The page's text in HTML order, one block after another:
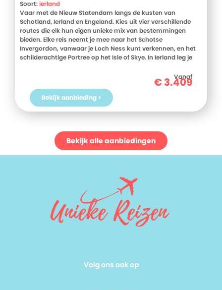
Soort:ierland
Vaar met de Nieuw Statendam langs de kusten van
Schotland, Ierland en Engeland. Kies uit vier verschillende
routes die elk hun eigen unieke mix van bestemmingen
bieden. Elke reis neemt je mee naar het Schotse
Invergordon, vanwaar je Loch Ness kunt verkennen, en het
schilderachtige Portree op het Isle of Skye. In Ierland leg je
literatuur door de straten klinken. Ook Belfast in Noord
Ierland en Dover in Engeland staan op elke route, met hun
kliffen en historische bezienswaardigheden. Afhankelijk van
je gekozen route ontdek je ook parels als South Queensferry,
Stornoway, Killybegs, Galway, Londen, Liverpool of Glasgow.
stops door van top entertainment in de Music Walk, met live
muziek in genres van klassiek tot rock. Culinaire
hoogstanden wachten in restaurants als het Pinnacle Grill
Vanaf
€3.409
Bekijk aanbieding >
Bekijk alle aanbiedingen
Volg ons ook op